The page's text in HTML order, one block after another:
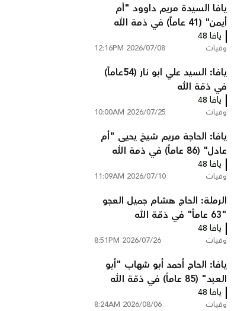
يافا السيدة مريم داوود "أم
أيمن" (41 عاماً) في ذمة الله
يافا 48
وفيات 2026/07/08 12:16PM
يافا: السيد علي ابو نار (54عاماً)
في ذمّة الله
يافا 48
وفيات 2026/07/25 10:00AM
يافا: الحاجة مريم شيخ يحيى "أم
عادل" (86 عاماً) في ذمة الله
يافا 48
وفيات 2026/07/10 11:09AM
الرملة: الحاج هشام جميل العجو
"63 عاماً" في ذمّة الله
يافا 48
وفيات 2026/07/26 8:51PM
يافا: الحاج أحمد أبو شهاب "أبو
العبد" (85 عاماً) في ذمّة الله
يافا 48
وفيات 2026/08/06 8:24AM